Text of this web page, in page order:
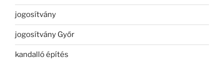
jogosítvány
jogosítvány Győr
kandalló építés